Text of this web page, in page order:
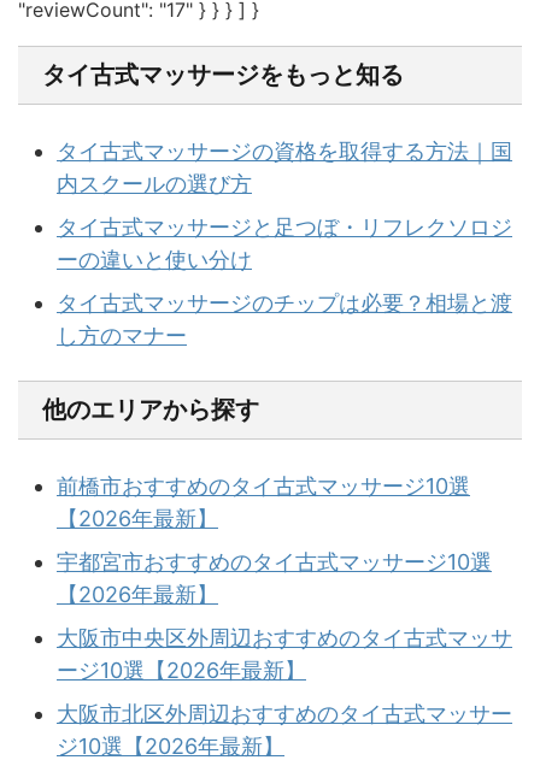
"reviewCount": "17" } } } ] }
タイ古式マッサージをもっと知る
タイ古式マッサージの資格を取得する方法｜国
内スクールの選び方
タイ古式マッサージと足つぼ・リフレクソロジ
ーの違いと使い分け
タイ古式マッサージのチップは必要？相場と渡
し方のマナー
他のエリアから探す
前橋市おすすめのタイ古式マッサージ10選
【2026年最新】
宇都宮市おすすめのタイ古式マッサージ10選
【2026年最新】
大阪市中央区外周辺おすすめのタイ古式マッサ
ージ10選【2026年最新】
大阪市北区外周辺おすすめのタイ古式マッサー
ジ10選【2026年最新】